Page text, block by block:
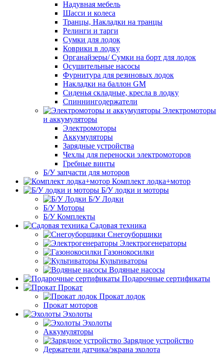
Надувная мебель
Шасси и колеса
Транцы, Накладки на транцы
Релинги и тарги
Сумки для лодок
Коврики в лодку
Органайзеры/ Сумки на борт для лодок
Осушительные насосы
Фурнитура для резиновых лодок
Накладки на баллон GM
Сиденья складные, кресла в лодку
Спиннингодержатели
Электромоторы
и аккумуляторы
Электромоторы
Аккумуляторы
Зарядные устройства
Чехлы для переноски электромоторов
Гребные винты
Б/У запчасти для моторов
Комплект лодка+мотор
Б/У лодки и моторы
Б/У Лодки
Б/У Моторы
Б/У Комплекты
Садовая техника
Снегоуборщики
Электрогенераторы
Газонокосилки
Культиваторы
Водяные насосы
Подарочные сертификаты
Прокат
Прокат лодок
Прокат моторов
Эхолоты
Эхолоты
Аккумуляторы
Зарядное устройство
Держатели датчика/экрана эхолота